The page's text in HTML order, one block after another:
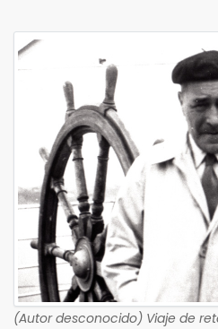
(Autor desconocido) Viaje de